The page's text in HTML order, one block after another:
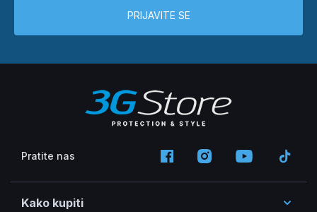
PRIJAVITE SE
Pratite nas
Kako kupiti